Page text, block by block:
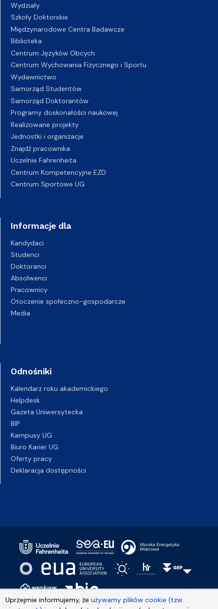
Uprzejmie informujemy, żeużywamy plików cookie (tzw.
Wydziały
Szkoły Doktorskie
Międzynarodowe Centra Badawcze
Biblioteka
Centrum Języków Obcych
Centrum Wychowania Fizycznego i Sportu
Wydawnictwo
Samorząd Studentów
Samorząd Doktorantów
Programy doskonałości naukowej
Realizowane projekty
Jednostki i organizacje
Znajdź pracownika
Uczelnie Fahrenheita
Centrum Kompetencyjne EZD
Centrum Sportowe UG
Informacje dla
Kandydaci
Studenci
Doktoranci
Absolwenci
Pracownicy
Otoczenie społeczno-gospodarcze
Media
Odnośniki
Kalendarz roku akademickiego
Helpdesk
Gazeta Uniwersytecka
BIP
Kampusy UG
Biuro Karier UG
Oferty pracy
Deklaracja dostępności